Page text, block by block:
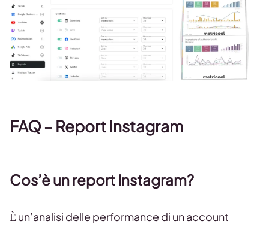
FAQ – Report Instagram
Cos’è un report Instagram?
È un’analisi delle performance di un account